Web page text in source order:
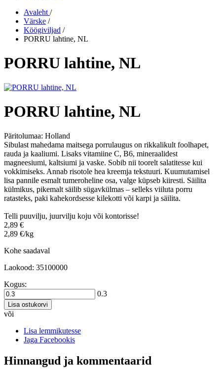
Avaleht /
Värske /
Köögiviljad /
PORRU lahtine, NL
PORRU lahtine, NL
PORRU lahtine, NL
Päritolumaa: Holland
Sibulast mahedama maitsega porrulaugus on rikkalikult foolhapet,
rauda ja kaaliumi. Lisaks vitamiine C, B6, mineraalidest
magneesiumi, kaltsiumi ja vaske. Sobib nii toorelt salatitesse kui
vokkimiseks. Annab risotole hea kreemja tekstuuri. Kuumutamisel
lisa pannile esmalt tumeroheline osa, valge küpseb kiiresti. Säilita
külmikus, pikemalt säilib sügavkülmas – selleks viiluta porru
ratasteks, paki kahekordsesse kilekotti või karpi ja säilita.
Telli puuvilju, juurvilju koju või kontorisse!
2,89 €
2,89 €/kg
Kohe saadaval
Laokood: 35100000
Kogus:
0.3
Lisa ostukorvi
või
Lisa lemmikutesse
Jaga Facebookis
Hinnangud ja kommentaarid